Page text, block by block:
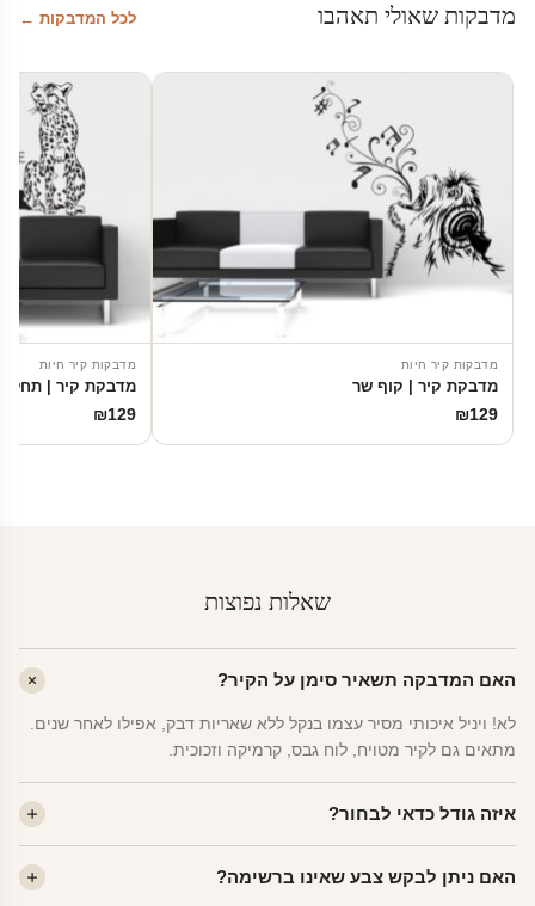
מדבקות שאולי תאהבו לכל המדבקות ←
מדבקות קיר חיות
מדבקת קיר | קוף שר
₪129
מדבקות קיר חיות
מדבקת קיר | תחלמו
₪129
שאלות נפוצות
האם המדבקה תשאיר סימן על הקיר?
לא! ויניל איכותי מסיר עצמו בנקל ללא שאריות דבק, אפילו לאחר שנים.
מתאים גם לקיר מטויח, לוח גבס, קרמיקה וזכוכית.
איזה גודל כדאי לבחור?
שינה של מבוגרים — L. לפינה קטנה — S.
האם ניתן לבקש צבע שאינו ברשימה?